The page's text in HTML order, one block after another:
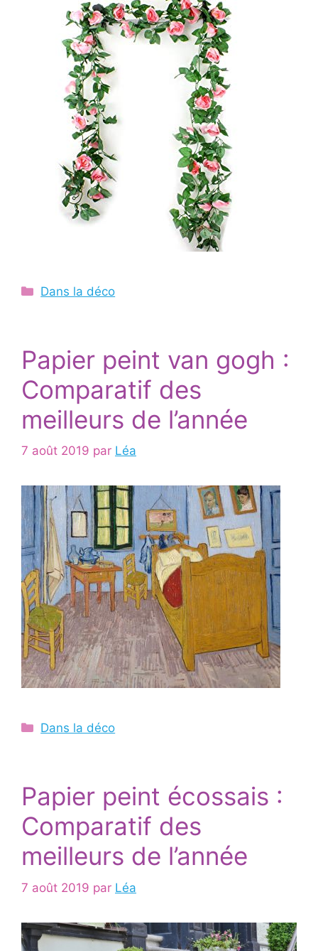
Catégories
Dans la déco
Papier peint van gogh :
Comparatif des
meilleurs de l’année
7 août 2019 par Léa
Catégories
Dans la déco
Papier peint écossais :
Comparatif des
meilleurs de l’année
7 août 2019 par Léa